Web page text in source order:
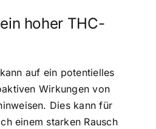
hoher THC-
auf ein potentielles
Wirkungen von
Dies kann für
einem starken Rausch